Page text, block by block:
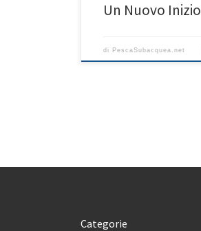
Un Nuovo Inizio
di PescaSubacquea.net
Categorie